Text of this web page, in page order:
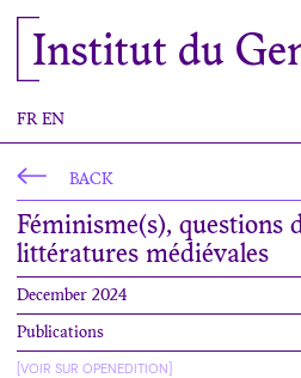
Institut du
FR EN
BACK
Féminisme(s), questions
littératures médiévales
December 2024
Publications
[VOIR SUR OPENEDITION]